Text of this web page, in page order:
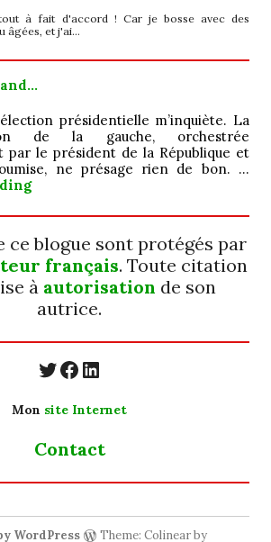
à fait d'accord ! Car je bosse avec des
âgées, et j'ai…
présidentielle m’inquiète. La
de la gauche, orchestrée
par le président de la République et
ne présage rien de bon. …
Jamais ; ô ! grand…
ce blogue sont protégés par
français. Toute citation
à autorisation de son
autrice.
https://twitter.com/
https://
https://www.linkedin.com/in/cecyle-jung-cyjung/
Mon site Internet
Contact
WordPress Theme: Colinear by